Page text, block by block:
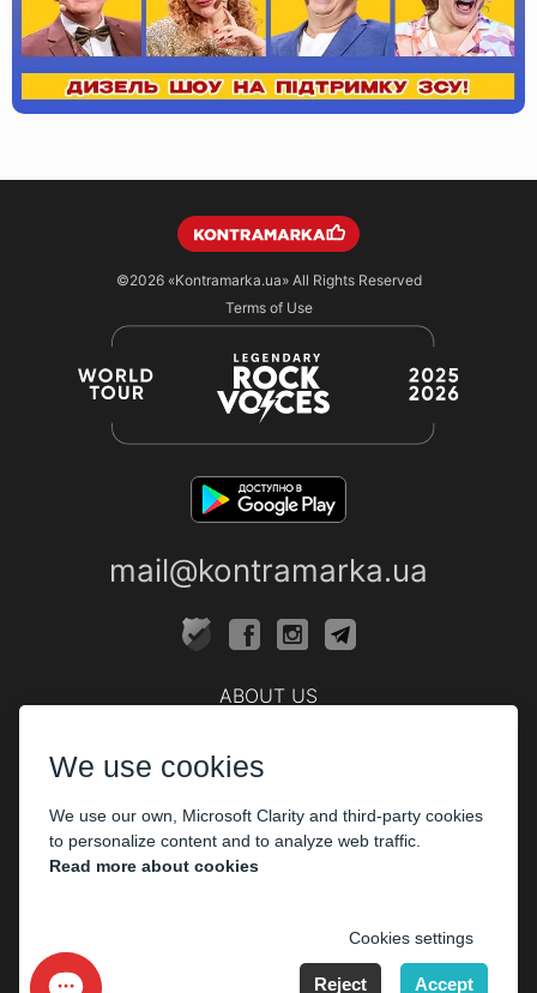
©2026 «Kontramarka.ua»All Rights Reserved
Terms of Use
mail@kontramarka.ua
ABOUT US
The organizers
Corporate customers
We use cookies
We use our own, Microsoft Clarity and third-party cookies
to personalize content and to analyze web traffic.
Read more about cookies
Cookies settings
Reject Accept